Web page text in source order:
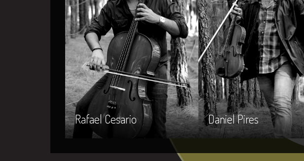
Rafael Cesario Daniel Pires